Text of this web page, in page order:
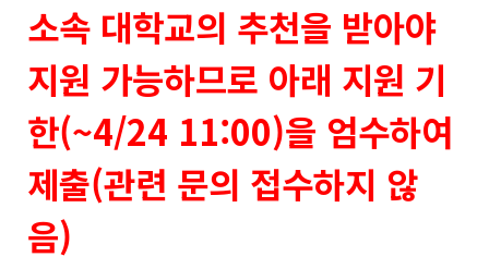
소속 대학교의 추천을 받아야
지원 가능하므로 아래 지원 기
한(~4/24 11:00)을 엄수하여
제출(관련 문의 접수하지 않
음)